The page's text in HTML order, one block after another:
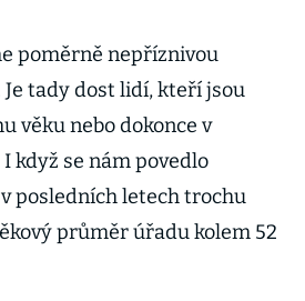
poměrně nepříznivou
tady dost lidí, kteří jsou
věku nebo dokonce v
když se nám povedlo
posledních letech trochu
průměr úřadu kolem 52